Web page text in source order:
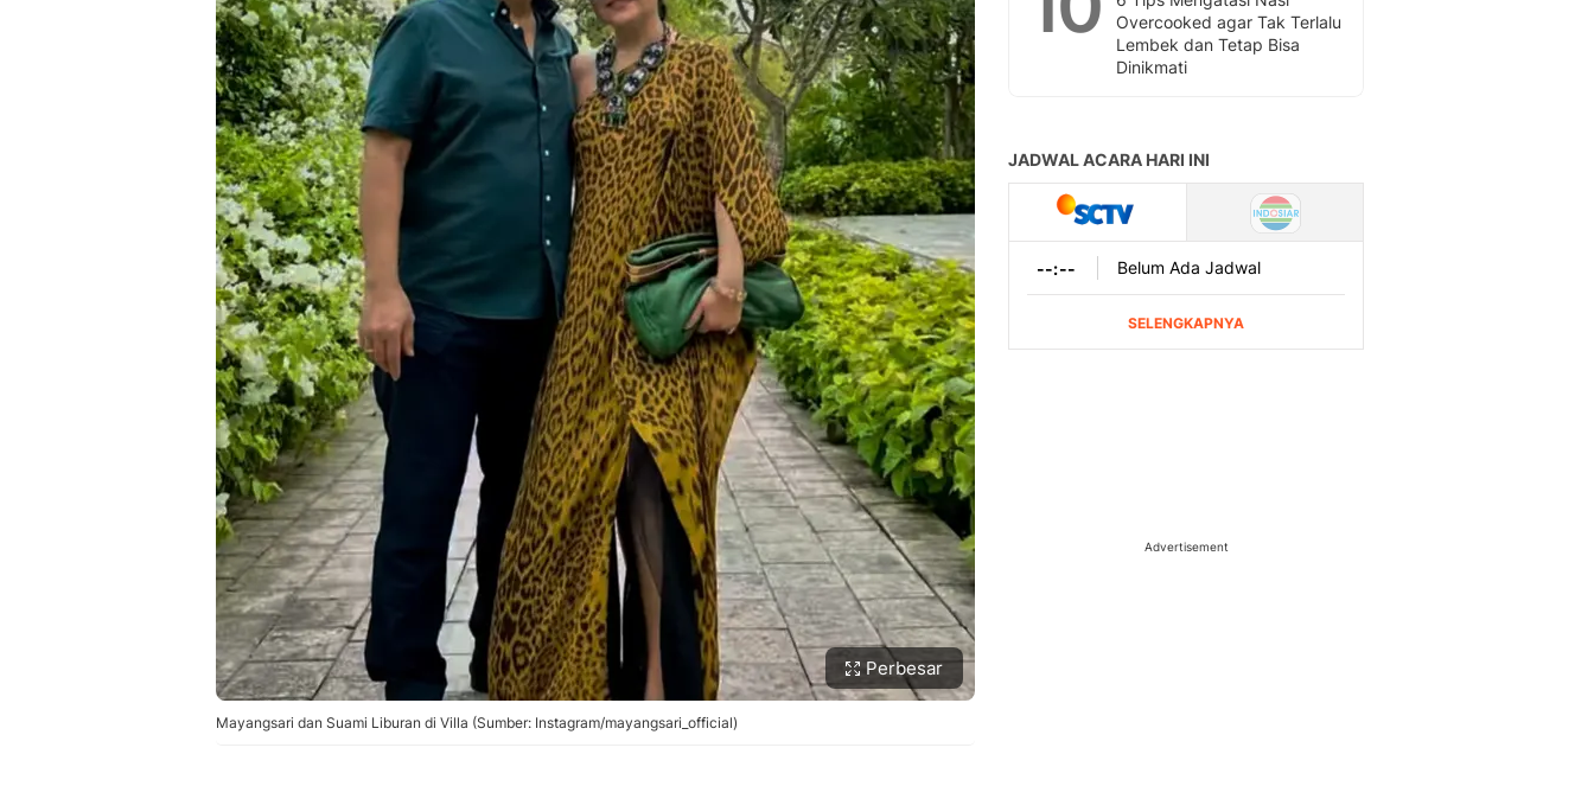
Perbesar
Mayangsari dan Suami Liburan di Villa (Sumber: Instagram/mayangsari_official)
Overcooked agar Tak Terlalu
Lembek dan Tetap Bisa
Dinikmati
Advertisement